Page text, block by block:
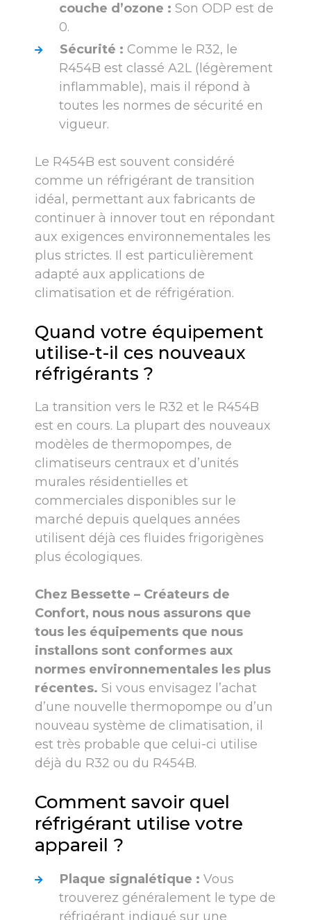
couche d’ozone : Son ODP est de
0.
Sécurité : Comme le R32, le
R454B est classé A2L (légèrement
inflammable), mais il répond à
toutes les normes de sécurité en
vigueur.
Le R454B est souvent considéré
comme un réfrigérant de transition
idéal, permettant aux fabricants de
continuer à innover tout en répondant
aux exigences environnementales les
plus strictes. Il est particulièrement
adapté aux applications de
climatisation et de réfrigération.
Quand votre équipement
utilise-t-il ces nouveaux
réfrigérants ?
La transition vers le R32 et le R454B
est en cours. La plupart des nouveaux
modèles de thermopompes, de
climatiseurs centraux et d’unités
murales résidentielles et
commerciales disponibles sur le
marché depuis quelques années
utilisent déjà ces fluides frigorigènes
plus écologiques.
Chez Bessette – Créateurs de
Confort, nous nous assurons que
tous les équipements que nous
installons sont conformes aux
normes environnementales les plus
récentes. Si vous envisagez l’achat
d’une nouvelle thermopompe ou d’un
nouveau système de climatisation, il
est très probable que celui-ci utilise
déjà du R32 ou du R454B.
Comment savoir quel
réfrigérant utilise votre
appareil ?
Plaque signalétique : Vous
trouverez généralement le type de
réfrigérant indiqué sur une